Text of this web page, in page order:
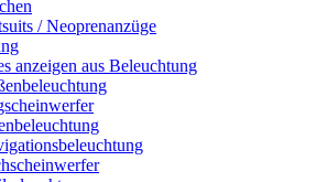
/ Neoprenanzüge
anzeigen aus Beleuchtung